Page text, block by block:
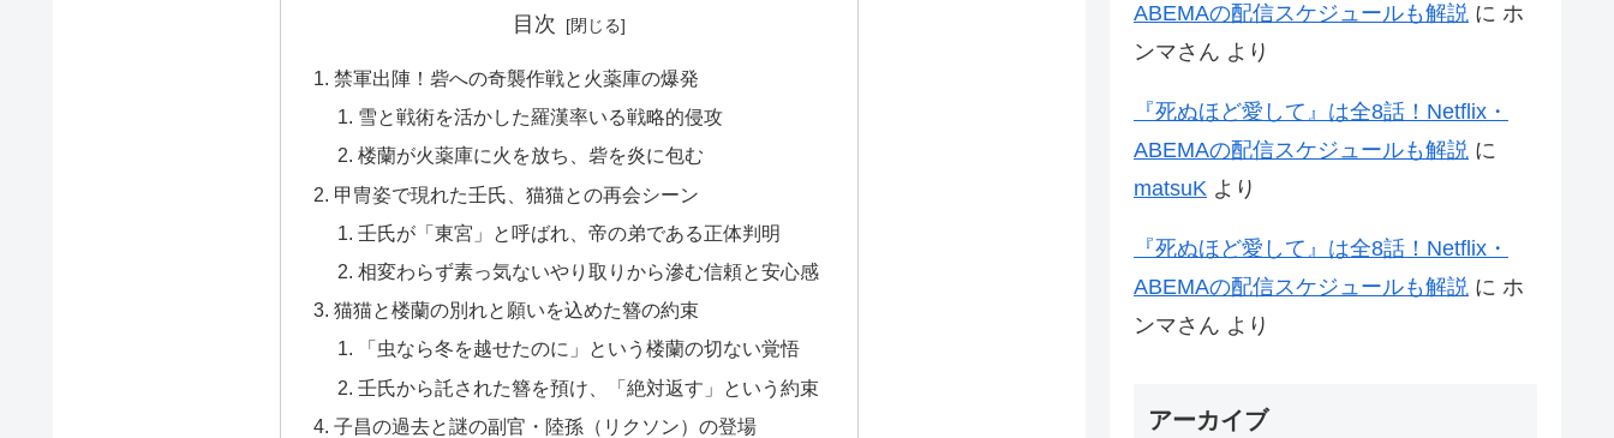
目次
禁軍出陣！砦への奇襲作戦と火薬庫の爆発
雪と戦術を活かした羅漢率いる戦略的侵攻
楼蘭が火薬庫に火を放ち、砦を炎に包む
甲冑姿で現れた壬氏、猫猫との再会シーン
壬氏が「東宮」と呼ばれ、帝の弟である正体判明
相変わらず素っ気ないやり取りから滲む信頼と安心感
猫猫と楼蘭の別れと願いを込めた簪の約束
「虫なら冬を越せたのに」という楼蘭の切ない覚悟
壬氏から託された簪を預け、「絶対返す」という約束
子昌の過去と謎の副官・陸孫（リクソン）の登場
ABEMAの配信スケジュールも解説 に ホ
ンマさん より
『死ぬほど愛して』は全8話！Netflix・
ABEMAの配信スケジュールも解説 に
matsuK より
『死ぬほど愛して』は全8話！Netflix・
ABEMAの配信スケジュールも解説 に ホ
ンマさん より
アーカイブ